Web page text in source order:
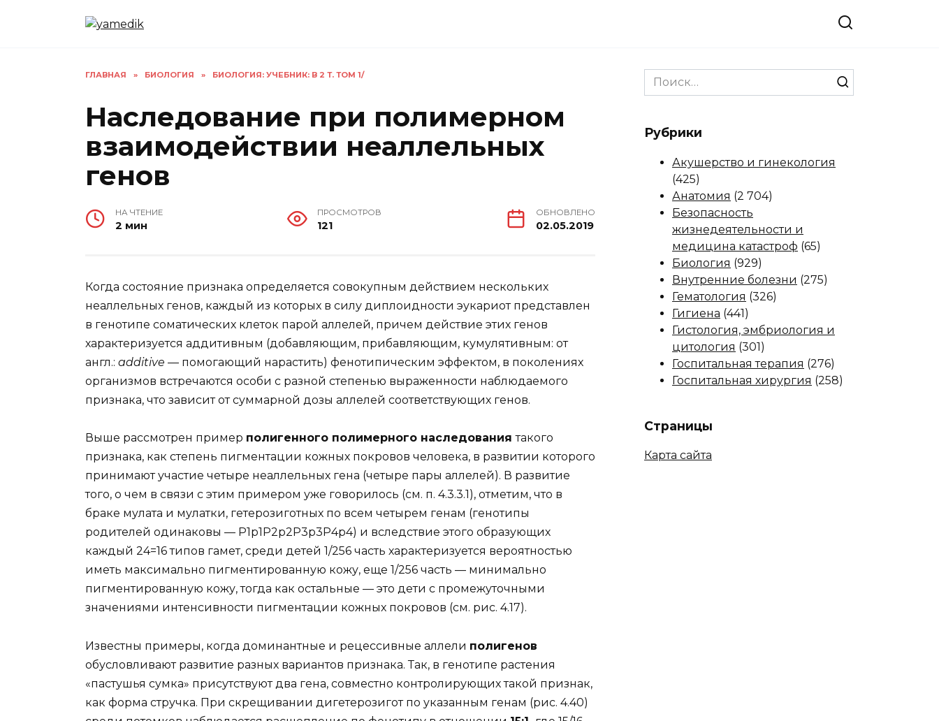
ГЛАВНАЯ » БИОЛОГИЯ » БИОЛОГИЯ: УЧЕБНИК: В 2 Т. ТОМ 1/
Наследование при полимерном
взаимодействии неаллельных
генов
НА ЧТЕНИЕ
2 мин
ПРОСМОТРОВ
121
ОБНОВЛЕНО
02.05.2019
Когда состояние признака определяется совокупным действием нескольких
неаллельных генов, каждый из которых в силу диплоидности эукариот представлен
в генотипе соматических клеток парой аллелей, причем действие этих генов
характеризуется аддитивным (добавляющим, прибавляющим, кумулятивным: от
англ.: additive — помогающий нарастить) фенотипическим эффектом, в поколениях
организмов встречаются особи с разной степенью выраженности наблюдаемого
признака, что зависит от суммарной дозы аллелей соответствующих генов.
Выше рассмотрен пример полигенного полимерного наследованиятакого
признака, как степень пигментации кожных покровов человека, в развитии которого
принимают участие четыре неаллельных гена (четыре пары аллелей). В развитие
того, о чем в связи с этим примером уже говорилось (см. п. 4.3.3.1), отметим, что в
браке мулата и мулатки, гетерозиготных по всем четырем генам (генотипы
родителей одинаковы — Р1р1Р2р2Р3р3Р4р4) и вследствие этого образующих
каждый 24=16 типов гамет, среди детей 1/256 часть характеризуется вероятностью
иметь максимально пигментированную кожу, еще 1/256 часть — минимально
пигментированную кожу, тогда как остальные — это дети с промежуточными
значениями интенсивности пигментации кожных покровов (см. рис. 4.17).
Известны примеры, когда доминантные и рецессивные аллели полигенов
обусловливают развитие разных вариантов признака. Так, в генотипе растения
«пастушья сумка» присутствуют два гена, совместно контролирующих такой признак,
как форма стручка. При скрещивании дигетерозигот по указанным генам (рис. 4.40)
Search
for:
Рубрики
Акушерство и гинекология
(425)
Анатомия (2 704)
Безопасность
жизнедеятельности и
медицина катастроф (65)
Биология (929)
Внутренние болезни (275)
Гематология (326)
Гигиена (441)
Гистология, эмбриология и
цитология (301)
Госпитальная терапия (276)
Госпитальная хирургия (258)
Страницы
Карта сайта